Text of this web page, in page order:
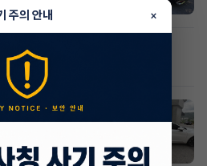
차 렌트 찾으시는분!!
옵션) 758,780원
주의 안내 ×